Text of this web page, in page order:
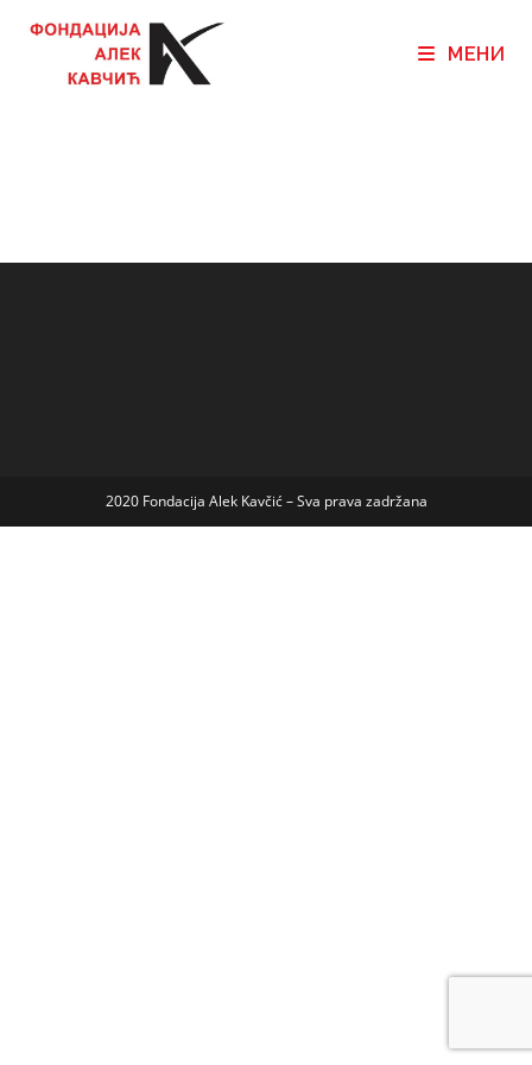
МЕНИ
2020 Fondacija Alek Kavčić – Sva prava zadržana